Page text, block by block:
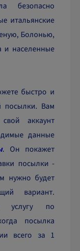
безопасно
итальянские
Болонью,
и населенные
быстро и
посылки. Вам
аккаунт
данные
. Он покажет
посылки -
нужно будет
вариант.
услугу по
посылка
всего за 1